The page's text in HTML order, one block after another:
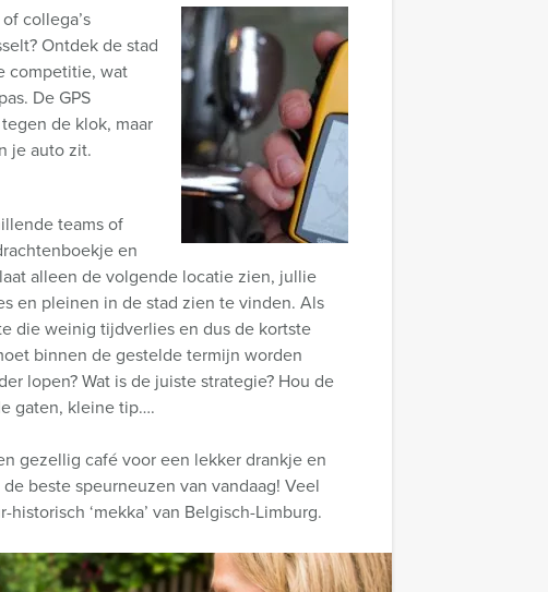
collega’s
Ontdek de stad
competitie, wat
De GPS
de klok, maar
je auto zit.
teams of
en
alleen de volgende locatie zien, jullie
en pleinen in de stad zien te vinden. Als
die weinig tijdverlies en dus de kortste
binnen de gestelde termijn worden
lopen? Wat is de juiste strategie? Hou de
gaten, kleine tip….
gezellig café voor een lekker drankje en
beste speurneuzen van vandaag! Veel
‘mekka’ van Belgisch-Limburg.